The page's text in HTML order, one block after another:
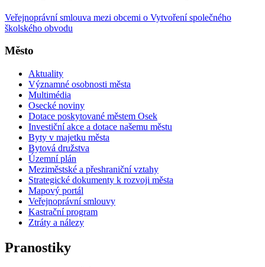
Veřejnoprávní smlouva mezi obcemi o Vytvoření společného
školského obvodu
Město
Aktuality
Významné osobnosti města
Multimédia
Osecké noviny
Dotace poskytované městem Osek
Investiční akce a dotace našemu městu
Byty v majetku města
Bytová družstva
Územní plán
Meziměstské a přeshraniční vztahy
Strategické dokumenty k rozvoji města
Mapový portál
Veřejnoprávní smlouvy
Kastrační program
Ztráty a nálezy
Pranostiky